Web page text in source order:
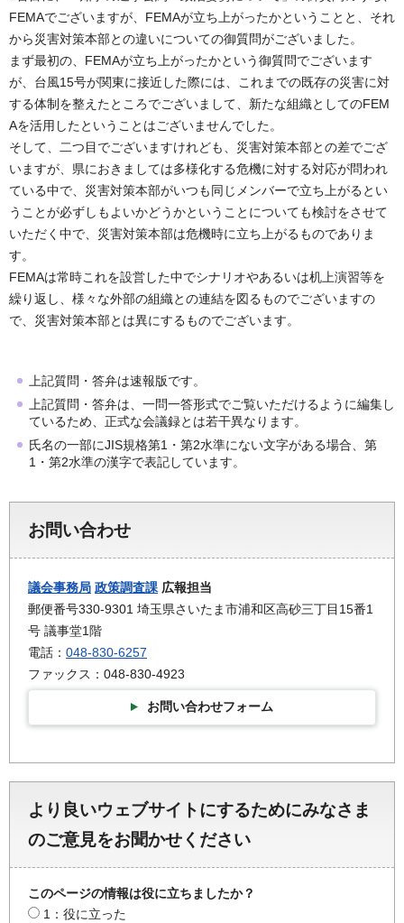
FEMAでございますが、FEMAが立ち上がったかということと、それ
から災害対策本部との違いについての御質問がございました。
まず最初の、FEMAが立ち上がったかという御質問でございます
が、台風15号が関東に接近した際には、これまでの既存の災害に対
する体制を整えたところでございまして、新たな組織としてのFEM
Aを活用したということはございませんでした。
そして、二つ目でございますけれども、災害対策本部との差でござ
いますが、県におきましては多様化する危機に対する対応が問われ
ている中で、災害対策本部がいつも同じメンバーで立ち上がるとい
うことが必ずしもよいかどうかということについても検討をさせて
いただく中で、災害対策本部は危機時に立ち上がるものでありま
す。
FEMAは常時これを設営した中でシナリオやあるいは机上演習等を
繰り返し、様々な外部の組織との連結を図るものでございますの
で、災害対策本部とは異にするものでございます。
上記質問・答弁は速報版です。
上記質問・答弁は、一問一答形式でご覧いただけるように編集し
ているため、正式な会議録とは若干異なります。
氏名の一部にJIS規格第1・第2水準にない文字がある場合、第
1・第2水準の漢字で表記しています。
お問い合わせ
議会事務局 政策調査課 広報担当
郵便番号330-9301 埼玉県さいたま市浦和区高砂三丁目15番1
号 議事堂1階
電話： 048-830-6257
ファックス：048-830-4923
お問い合わせフォーム
より良いウェブサイトにするためにみなさま
のご意見をお聞かせください
このページの情報は役に立ちましたか？
1：役に立った